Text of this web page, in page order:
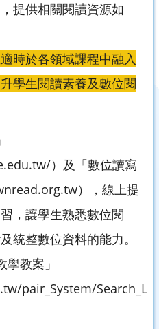
提供相關閱讀資源如
時於各領域課程中融入
學生閱讀素養及數位閱
）及「數位讀寫
），線上提
，讓學生熟悉數位閱
統整數位資料的能力。
教案」
pair_System/